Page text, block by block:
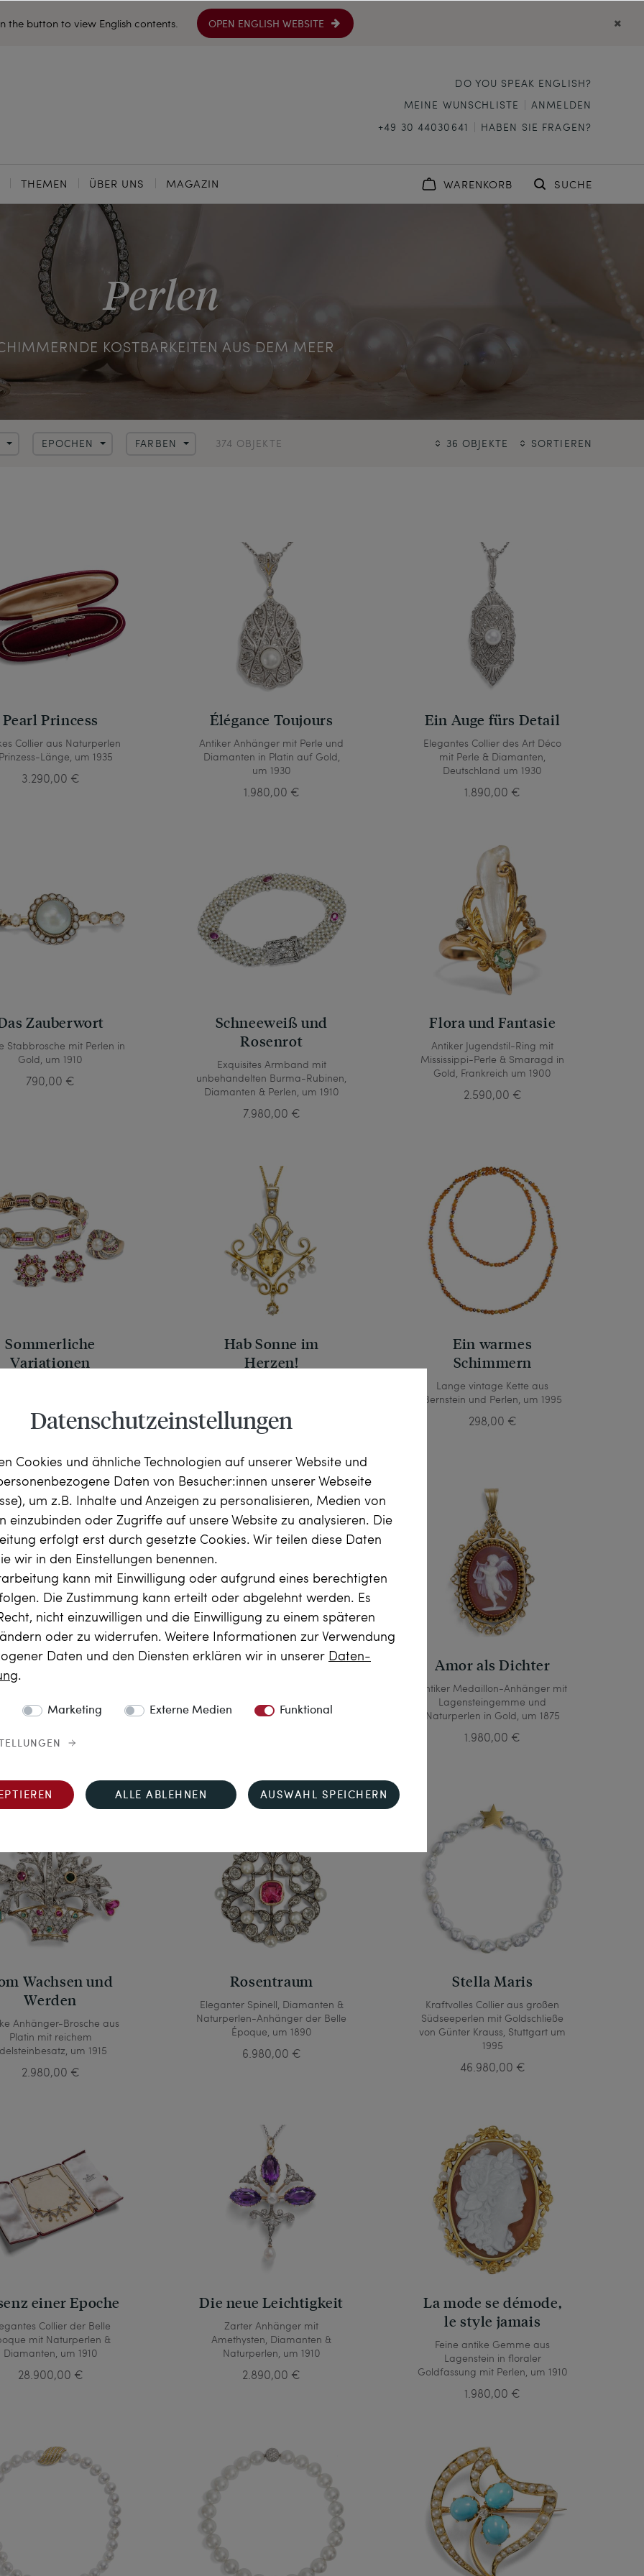
the button to view English contents. OPEN ENGLISH WEBSITE
DO YOU SPEAK ENGLISH?
MEINE WUNSCHLISTE
ANMELDEN
+49 30 44030641
HABEN SIE FRAGEN?
THEMEN ÜBER UNS MAGAZIN WARENKORB SUCHE
Perlen
KOSTBARKEITEN AUS DEM MEER
EPOCHEN FARBEN 374 OBJEKTE 36 OBJEKTE SORTIEREN
Pearl Princess
Collier aus Naturperlen
Länge, um 1935
3.290,00 €
Élégance Toujours
Antiker Anhänger mit Perle und
Diamanten in Platin auf Gold,
um 1930
1.980,00 €
Ein Auge fürs Detail
Elegantes Collier des Art Déco
mit Perle & Diamanten,
Deutschland um 1930
1.890,00 €
Zauberwort
Stabbrosche mit Perlen in
Gold, um 1910
790,00 €
Schneeweiß und
Rosenrot
Exquisites Armband mit
unbehandelten Burma-Rubinen,
Diamanten & Perlen, um 1910
7.980,00 €
Flora und Fantasie
Antiker Jugendstil-Ring mit
Mississippi-Perle & Smaragd in
Gold, Frankreich um 1900
2.590,00 €
Sommerliche
Variationen
Gold, 1980er Jahre
Hab Sonne im
Herzen!
1.590,00 €
Ein warmes
Schimmern
Lange vintage Kette aus
Bernstein und Perlen, um 1995
298,00 €
to Impress
Südseeperlen mit
aus Gold &
8.190,00 €
Zeuge der Schönheit
Diamanten & Perle in Platin auf
Weißgold, um 1920
Amor als Dichter
Antiker Medaillon-Anhänger mit
Lagensteingemme und
Naturperlen in Gold, um 1875
1.980,00 €
Wachsen und
Werden
Anhänger-Brosche aus
Platin mit reichem
um 1915
2.980,00 €
Rosentraum
Eleganter Spinell, Diamanten &
Naturperlen-Anhänger der Belle
Époque, um 1890
6.980,00 €
Stella Maris
Kraftvolles Collier aus großen
Südseeperlen mit Goldschließe
von Günter Krauss, Stuttgart um
1995
46.980,00 €
einer Epoche
Collier der Belle
mit Naturperlen &
Diamanten, um 1910
28.900,00 €
Die neue Leichtigkeit
Zarter Anhänger mit
Amethysten, Diamanten &
Naturperlen, um 1910
2.890,00 €
La mode se démode,
le style jamais
Feine antike Gemme aus
Lagenstein in floraler
Goldfassung mit Perlen, um 1910
1.980,00 €
Datenschutzeinstellungen
Cookies und ähnliche Technologien auf unserer Website und
Daten von Besucher:innen unserer Webseite
um z.B. Inhalte und Anzeigen zu personalisieren, Medien von
einzubinden oder Zugriffe auf unsere Website zu analysieren. Die
erfolgt erst durch gesetzte Cookies. Wir teilen diese Daten
wir in den Einstellungen benennen.
kann mit Einwilligung oder aufgrund eines berechtigten
Die Zustimmung kann erteilt oder abgelehnt werden. Es
nicht einzuwilligen und die Einwilligung zu einem späteren
oder zu widerrufen. Weitere Informationen zur Verwendung
Daten und den Diensten erklären wir in unserer Daten­
.
Marketing Externe Medien Funktional
ALLE ABLEHNEN AUSWAHL SPEICHERN